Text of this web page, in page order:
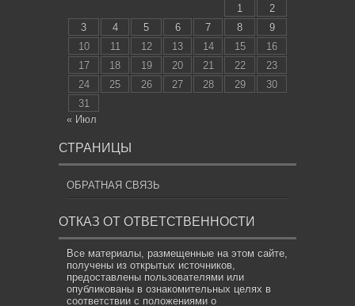
1
2
3
4 5 6 7 8
9
10
11 12 13 14 15
16
17
18 19 20 21 22
23
24
25 26 27 28 29
30
31
« Июл
СТРАНИЦЫ
ОБРАТНАЯ СВЯЗЬ
ОТКАЗ ОТ ОТВЕТСТВЕННОСТИ
Все материалы, размещенные на этом сайте,
получены из открытых источников,
предоставлены пользователями или
опубликованы в ознакомительных целях в
соответствии с положениями о